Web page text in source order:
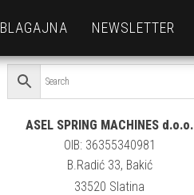
BLAGAJNA NEWSLETTER
ASEL SPRING MACHINES d.o.o.
OIB: 36355340981
B.Radić 33, Bakić
33520 Slatina